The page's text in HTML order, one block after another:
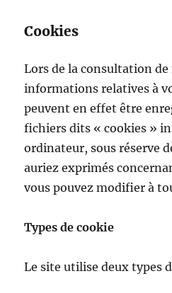
Cookies
Lors de la consultation
informations relatives à
peuvent en effet être
fichiers dits « cookies »
ordinateur, sous réserve
auriez exprimés
vous pouvez modifier à
Types de cookie
Le site utilise deux types